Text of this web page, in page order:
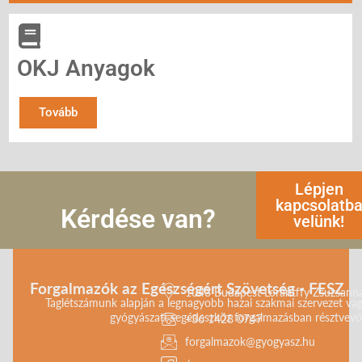
OKJ Anyagok
Tovább
Kérdése van?
Lépjen
kapcsolatba
velünk!
Forgalmazók az Egészségért Szövetség - FESZ
Taglétszámunk alapján a legnagyobb hazai szakmai szervezet
gyógyászati segédeszköz forgalmazásban
1043 Budapest Lorántffy
+36 1428 0747
forgalmazok@gyogyasz.hu